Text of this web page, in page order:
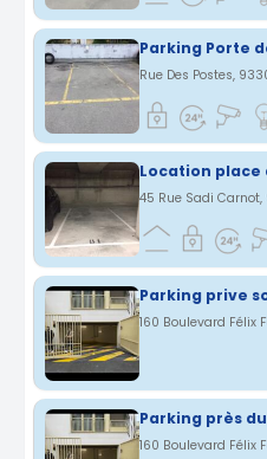
Rue Des Postes,
45 Rue Sadi Carnot,